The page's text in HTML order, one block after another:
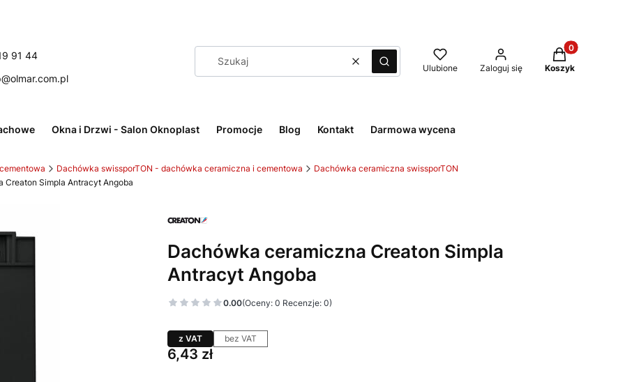
91 44
WyczyśćSzukaj Ulubione Zaloguj się
Produkty w
Koszyk
Okna i Drzwi - Salon Oknoplast Promocje Blog Kontakt Darmowa wycena
Dachówka swissporTON - dachówka ceramiczna i cementowa
Dachówka ceramiczna swissporTON
Creaton Simpla Antracyt Angoba
Dachówka ceramiczna Creaton Simpla
Antracyt Angoba
0.00(Oceny: 0 Recenzje: 0)
z VAT bez VAT
Cena
6,43 zł